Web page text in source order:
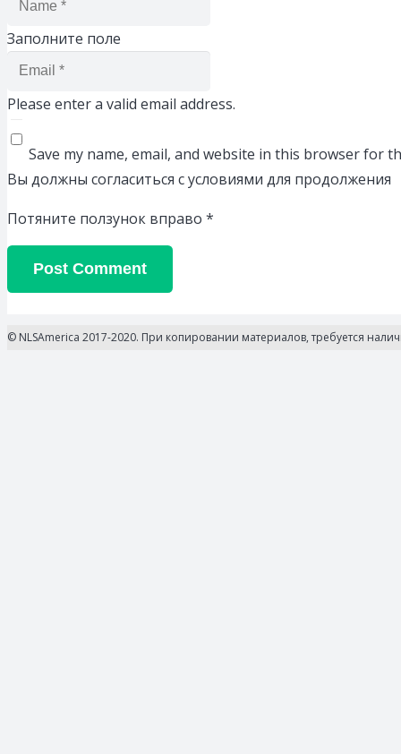
Заполните поле
Please enter a valid email address.
Save my name, email, and website in this browser for
Вы должны согласиться с условиями для продолжения
Потяните ползунок вправо *
Post Comment
© NLSAmerica 2017-2020. При копировании материалов, требуется